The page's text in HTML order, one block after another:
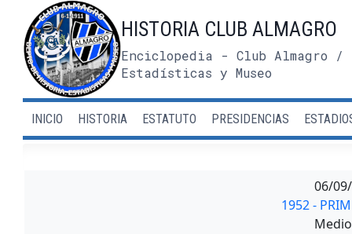
contenido
HISTORIA CLUB ALMAGRO
Enciclopedia - Club Almagro /
Estadísticas y Museo
INICIO HISTORIA ESTATUTO PRESIDENCIAS
06/
1952 -